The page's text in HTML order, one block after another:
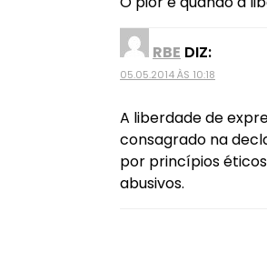
RBE DIZ:
05.05.2014 ÀS 10:18
A liberdade de
consagrado na
por princípios
abusivos.